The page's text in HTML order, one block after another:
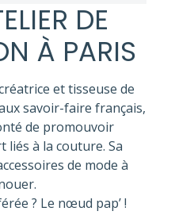
DE
À PARIS
et tisseuse de
savoir-faire français,
de promouvoir
liés à la couture. Sa
de mode à
? Le nœud pap’ !